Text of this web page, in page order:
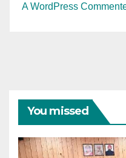
A WordPress
You missed